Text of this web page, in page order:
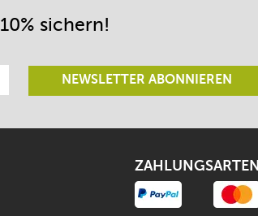
sichern!
NEWSLETTER ABONNIEREN
ZAHLUNGSARTEN